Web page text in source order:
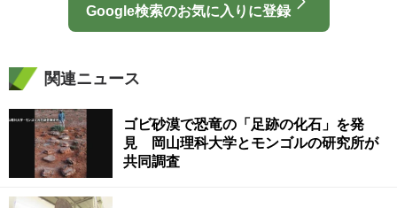
Google検索のお気に入りに登録
関連ニュース
ゴビ砂漠で恐竜の「足跡の化石」を発
見 岡山理科大学とモンゴルの研究所が
共同調査